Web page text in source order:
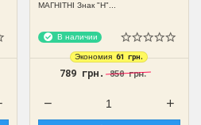
МАГНІТНІ Знак "Н"...
В наличии
Экономия 61 грн.
789 грн.850 грн.